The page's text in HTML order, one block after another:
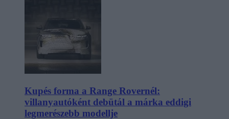
Kupés forma a Range Rovernél:
villanyautóként debütál a márka eddigi
legmerészebb modellje